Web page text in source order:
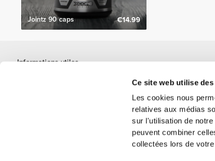
Ce site web utilise
Les cookies nous
relatives aux médias
sur l'utilisation de
peuvent combiner
collectées lors de
Jointz 90 caps €14.99
Informations utiles